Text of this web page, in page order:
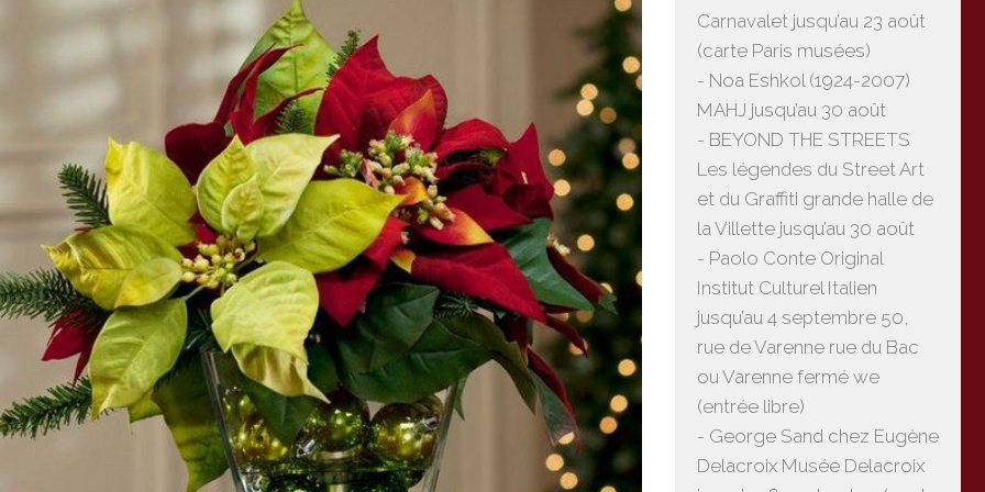
Carnavalet jusqu’au 23 août
(carte Paris musées)
- Noa Eshkol (1924-2007)
MAHJ jusqu’au 30 août
- BEYOND THE STREETS
Les légendes du Street Art
et du Graffiti grande halle de
la Villette jusqu’au 30 août
- Paolo Conte Original
Institut Culturel Italien
jusqu’au 4 septembre 50,
rue de Varenne rue du Bac
ou Varenne fermé we
(entrée libre)
- George Sand chez Eugène
Delacroix Musée Delacroix